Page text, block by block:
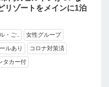
リゾートをメインに1泊
・ご..
女性グループ
ルあり
コロナ対策済
タカー付